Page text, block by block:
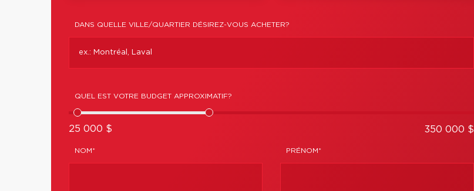
DANS QUELLE VILLE/QUARTIER DÉSIREZ-VOUS ACHETER?
QUEL EST VOTRE BUDGET APPROXIMATIF?
25 000 $ 350 000 $
NOM* PRÉNOM*